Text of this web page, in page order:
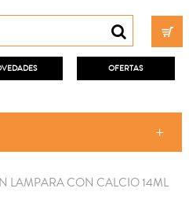
OFERTAS
LAMPARA CON CALCIO 14ML